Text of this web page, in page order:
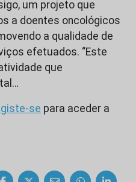
um projeto que
a doentes oncológicos
a qualidade de
efetuados. “Este
que
se para aceder a